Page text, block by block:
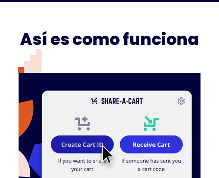
Así es como funciona